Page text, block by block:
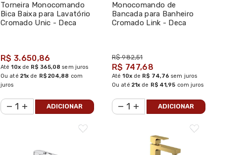
Torneira Monocomando
Bica Baixa para Lavatório
Cromado Unic - Deca
R$ 3.650,86
Até10xde R$ 365,08 sem juros
Ou até 21x de R$ 204,88 com
juros
ADICIONAR
Monocomando de
Bancada para Banheiro
Cromado Link - Deca
R$ 982,51
R$ 747,68
Até10xde R$ 74,76 sem juros
Ou até 21x de R$ 41,95 com juros
ADICIONAR